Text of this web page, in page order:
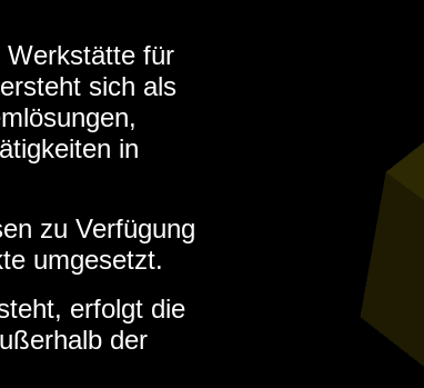
Werkstätte für
sich als
in
zu Verfügung
umgesetzt.
erfolgt die
der